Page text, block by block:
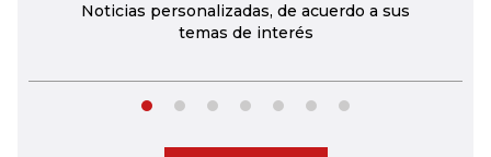
Noticias personalizadas, de acuerdo a sus
temas de interés